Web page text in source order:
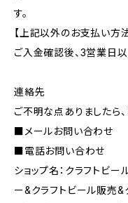
す。
【上記以外のお支払い方法
ご入金確認後、3営業日以
連絡先
ご不明な点ありましたら
■メールお問い合わせ
■電話お問い合わせ
ショップ名：クラフトビ
ー&クラフトビール販売&